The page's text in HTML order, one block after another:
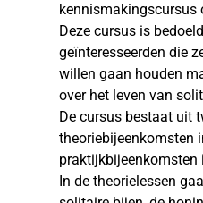
kennismakingscursus
Deze cursus is
geïnteresseerden die
willen gaan houden
over het leven van
De cursus bestaat uit
theoriebijeenkomsten
praktijkbijeenkomsten
In de theorielessen